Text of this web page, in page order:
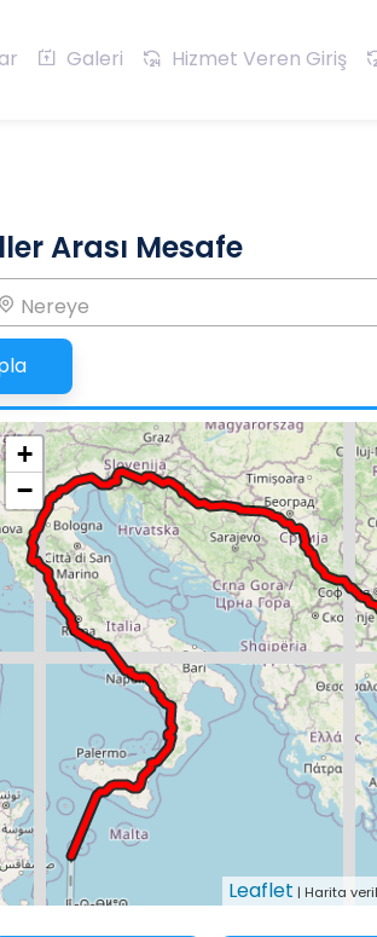
Galeri Hizmet Veren Giriş
Arası Mesafe
Nereye
+
−
Leaflet | Harita